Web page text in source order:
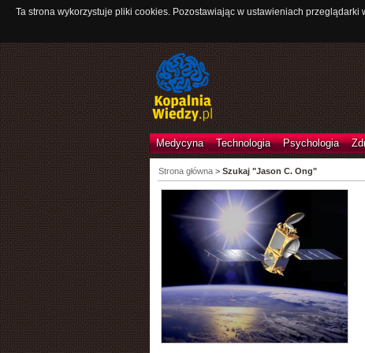
Ta strona wykorzystuje pliki cookies. Pozostawiając w ustawieniach
Medycyna Technologia Psychologia
Strona główna> Szukaj "Jason C. Ong"